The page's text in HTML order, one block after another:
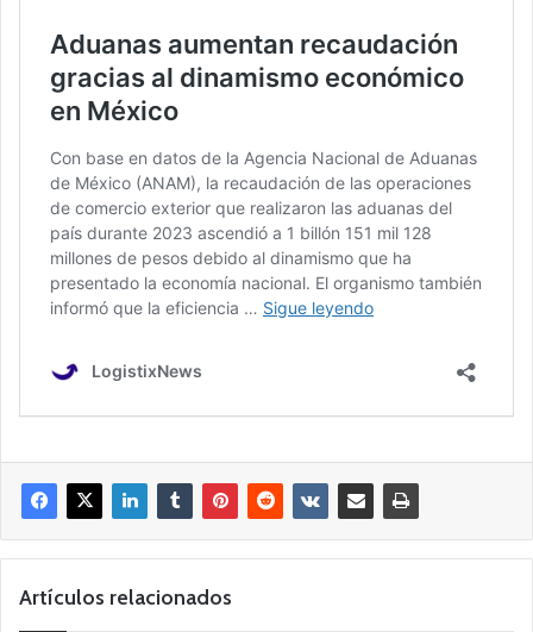
Artículos relacionados